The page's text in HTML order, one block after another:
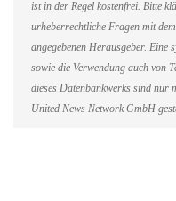
ist in der Regel kostenfrei. Bitte
urheberrechtliche Fragen mit dem
angegebenen Herausgeber. Eine
sowie die Verwendung auch von
dieses Datenbankwerks sind nur
United News Network GmbH